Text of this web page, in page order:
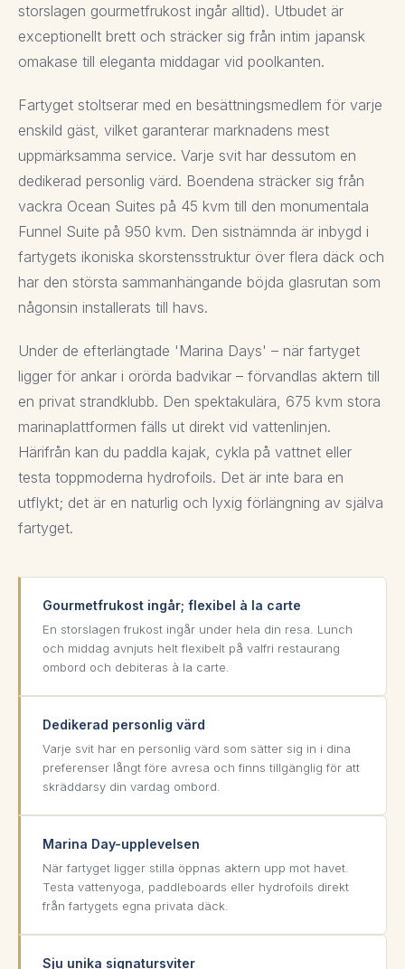
storslagen gourmetfrukost ingår alltid). Utbudet är
exceptionellt brett och sträcker sig från intim japansk
omakase till eleganta middagar vid poolkanten.
Fartyget stoltserar med en besättningsmedlem för varje
enskild gäst, vilket garanterar marknadens mest
uppmärksamma service. Varje svit har dessutom en
dedikerad personlig värd. Boendena sträcker sig från
vackra Ocean Suites på 45 kvm till den monumentala
Funnel Suite på 950 kvm. Den sistnämnda är inbygd i
fartygets ikoniska skorstensstruktur över flera däck och
har den största sammanhängande böjda glasrutan som
någonsin installerats till havs.
Under de efterlängtade 'Marina Days' – när fartyget
ligger för ankar i orörda badvikar – förvandlas aktern till
en privat strandklubb. Den spektakulära, 675 kvm stora
marinaplattformen fälls ut direkt vid vattenlinjen.
Härifrån kan du paddla kajak, cykla på vattnet eller
testa toppmoderna hydrofoils. Det är inte bara en
utflykt; det är en naturlig och lyxig förlängning av själva
fartyget.
Gourmetfrukost ingår; flexibel à la carte
En storslagen frukost ingår under hela din resa. Lunch
och middag avnjuts helt flexibelt på valfri restaurang
ombord och debiteras à la carte.
Dedikerad personlig värd
Varje svit har en personlig värd som sätter sig in i dina
preferenser långt före avresa och finns tillgänglig för att
skräddarsy din vardag ombord.
Marina Day-upplevelsen
När fartyget ligger stilla öppnas aktern upp mot havet.
Testa vattenyoga, paddleboards eller hydrofoils direkt
från fartygets egna privata däck.
Sju unika signatursviter